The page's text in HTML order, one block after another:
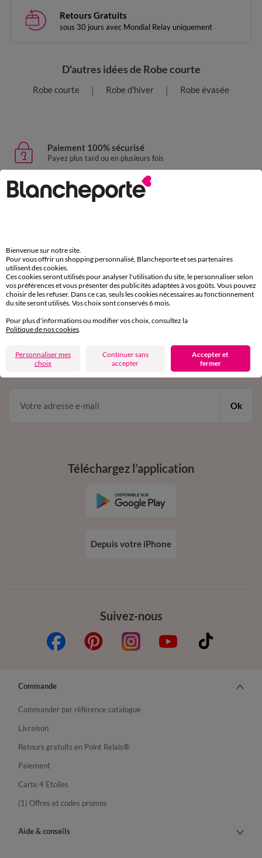
Retours Gratuits
sous 30 jours avec Mondial Relay uniquement
D'autres idées de Robe courte
Robe courte Robe d'hiver Robe évasée
Paiement 100% sécurisé
Payez plus tard ou en plusieurs fois
Livraison express
domicile, relais, consignes automatiques
Service clients
par chat et par téléphone
de 8h00 à 20h00 du lundi au samedi
en vous inscrivant à la newsletter
dès 20€ d’achat
conditions dans votre email de confirmation
Ok
Suivez-nous
Téléchargez l’application
Depuis votre iPhone
Commande
Commander par référence catalogue
Livraison
Retours gratuits en Point Relais®
Paiement
Carte 4 Etoiles
(1) Offres et codes promos
Aide & conseils
Bienvenue sur notre site.
Pour vous offrir un shopping personnalisé, Blancheporte et ses partenaires
utilisent des cookies.
Ces cookies seront utilisés pour analyser l'utilisation du site, le personnaliser selon
vos préférences et vous présenter des publicités adaptées à vos goûts. Vous pouvez
choisir de les refuser. Dans ce cas, seuls les cookies nécessaires au fonctionnement
du site seront utilisés. Vos choix sont conservés 6 mois.
Pour plus d'informations ou modifier vos choix, consultez la
Politique de nos cookies.
Personnaliser mes
choix
Continuer sans
accepter
Accepter et
fermer